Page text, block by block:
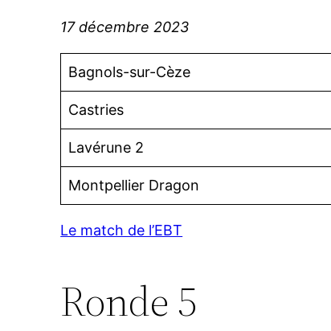
17 décembre 2023
Bagnols-sur-Cèze
Castries
Lavérune 2
Montpellier Dragon
Le match de l’EBT
Ronde 5